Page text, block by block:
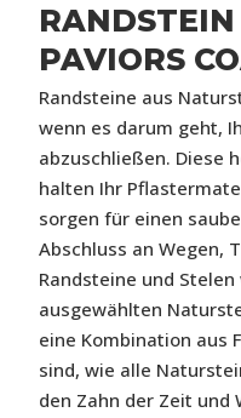
PAVIORS
Randsteine aus
wenn es darum geht,
abzuschließen. Diese
halten Ihr
sorgen für einen
Abschluss an Wegen,
Randsteine und
ausgewählten
eine Kombination aus
sind, wie alle
den Zahn der Zeit und